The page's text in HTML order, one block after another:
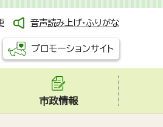
音声読み上げ・ふりがな
プロモーションサイト
市政情報